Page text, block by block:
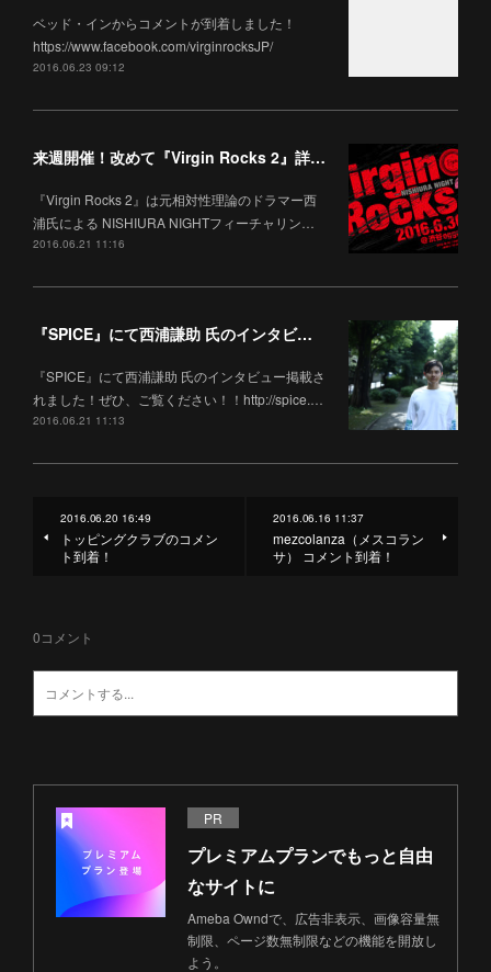
ベッド・インからコメントが到着しました！
https://www.facebook.com/virginrocksJP/
2016.06.23 09:12
来週開催！改めて『Virgin Rocks 2』詳細です！
『Virgin Rocks 2』は元相対性理論のドラマー西
浦氏による NISHIURA NIGHTフィーチャリン…
2016.06.21 11:16
『SPICE』にて西浦謙助 氏のインタビュー掲載！
『SPICE』にて西浦謙助 氏のインタビュー掲載さ
れました！ぜひ、ご覧ください！！http://spice.…
2016.06.21 11:13
2016.06.20 16:49
トッピングクラブのコメン
ト到着！
2016.06.16 11:37
mezcolanza（メスコラン
サ） コメント到着！
0コメント
PR
プレミアムプランでもっと自由
なサイトに
Ameba Owndで、広告非表示、画像容量無
制限、ページ数無制限などの機能を開放し
よう。